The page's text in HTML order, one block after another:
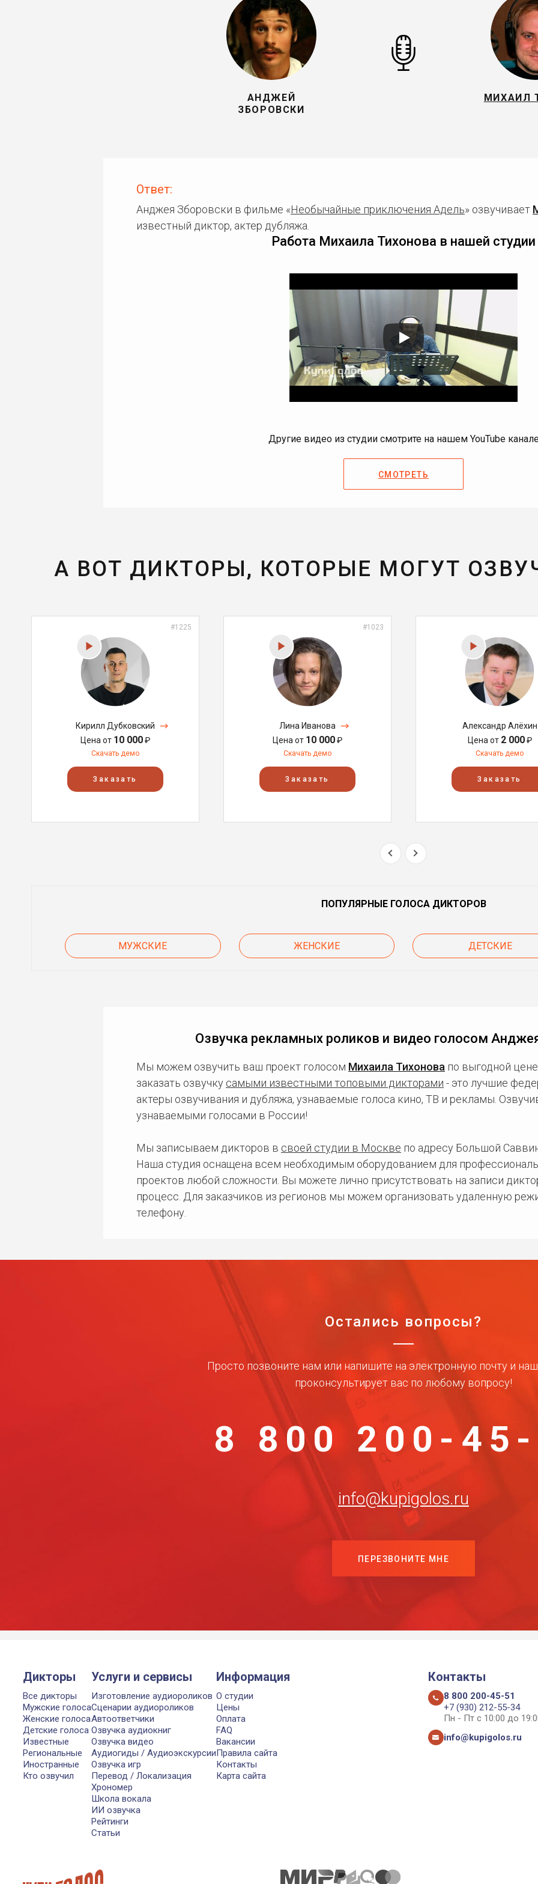
АНДЖЕЙ
ЗБОРОВСКИ
МИХАИЛ
Ответ:
Анджея Зборовски в фильме «Необычайные приключения Адель» озвучивает
известный диктор, актер дубляжа.
Работа Михаила Тихонова в нашей студии
Другие видео из студии смотрите на нашем YouTube
СМОТРЕТЬ
А ВОТ ДИКТОРЫ, КОТОРЫЕ МОГУТ
#1225
Кирилл Дубковский
Цена от 10 000₽
Скачать демо
Заказать
#1023
Лина Иванова
Цена от 10 000₽
Скачать демо
Заказать
Александр Алёхин
Цена от 2 000₽
Скачать демо
Заказать
ПОПУЛЯРНЫЕ ГОЛОСА ДИКТОРОВ
МУЖСКИЕ ЖЕНСКИЕ ДЕТСКИЕ
Озвучка рекламных роликов и видео голосом
Мы можем озвучить ваш проект голосом Михаила Тихонова по выгодной
заказать озвучку самыми известными топовыми дикторами - это лучшие
актеры озвучивания и дубляжа, узнаваемые голоса кино, ТВ и рекламы.
узнаваемыми голосами в России!
Мы записываем дикторов в своей студии в Москве по адресу Большой
Наша студия оснащена всем необходимым оборудованием для
проектов любой сложности. Вы можете лично присутствовать на записи
процесс. Для заказчиков из регионов мы можем организовать удаленную
телефону.
Остались вопросы?
Просто позвоните нам или напишите на электронную почту и
проконсультирует вас по любому вопросу!
8 800 200-
info@kupigolos.ru
ПЕРЕЗВОНИТЕ МНЕ
Дикторы
Все дикторы
Мужские голоса
Женские голоса
Детские голоса
Известные
Региональные
Иностранные
Кто озвучил
Услуги и сервисы
Изготовление аудиороликов
Сценарии аудиороликов
Автоответчики
Озвучка аудиокниг
Озвучка видео
Аудиогиды / Аудиоэкскурсии
Озвучка игр
Перевод / Локализация
Хрономер
Школа вокала
ИИ озвучка
Рейтинги
Статьи
Информация
О студии
Цены
Оплата
FAQ
Вакансии
Правила сайта
Контакты
Карта сайта
Контакты
8 800 200-45-51
+7 (930) 212-55-34
Пн - Пт с 10:00 до
info@kupigolos.ru